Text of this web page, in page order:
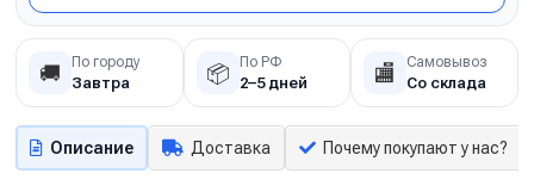
🚚 По городу
Завтра 📦 По РФ
2–5 дней 🏬 Самовывоз
Со склада
Описание Доставка Почему покупают у нас?